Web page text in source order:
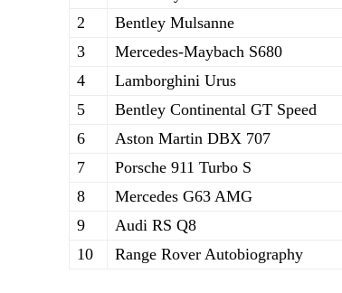
2
Bentley Mulsanne
3
Mercedes-Maybach S680
4
Lamborghini Urus
5
Bentley Continental GT Speed
6
Aston Martin DBX 707
7
Porsche 911 Turbo S
8
Mercedes G63 AMG
9
Audi RS Q8
10
Range Rover Autobiography